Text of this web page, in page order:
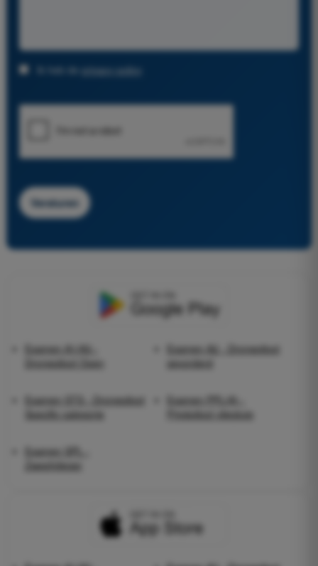
Ik heb de privacy policy
Examen A1/A3 -
Dronepiloot Open
Examen A2 - Dronepiloot
gevorderd
Examen STS - Dronepiloot
Specific categorie
Examen PPL(A) -
Privépiloot vliegtuig
Examen SPL -
Zweefvlieger